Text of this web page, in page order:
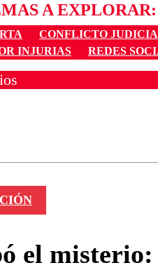
A EXPLORAR:
CONFLICTO
INJURIAS
REDES
el